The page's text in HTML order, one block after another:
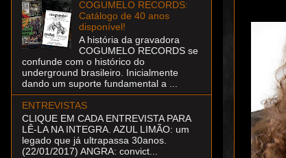
COGUMELO RECORDS:
Catálogo de 40 anos
disponível!
A história da gravadora
COGUMELO RECORDS se
confunde com o histórico do
underground brasileiro. Inicialmente
dando um suporte fundamental a ...
ENTREVISTAS
CLIQUE EM CADA ENTREVISTA PARA
LÊ-LA NA INTEGRA. AZUL LIMÃO: um
legado que já ultrapassa 30anos.
(22/01/2017) ANGRA: convict...